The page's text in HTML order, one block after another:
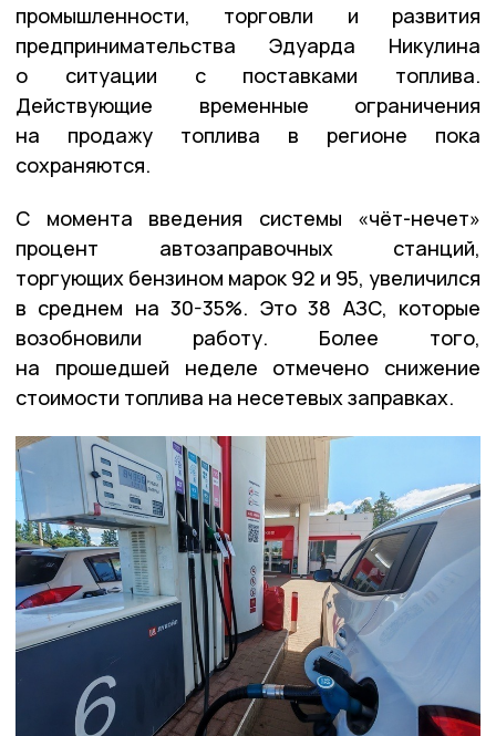
промышленности, торговли и развития
предпринимательства Эдуарда Никулина
о ситуации с поставками топлива.
Действующие временные ограничения
на продажу топлива в регионе пока
сохраняются.
С момента введения системы «чёт-нечет»
процент автозаправочных станций,
торгующих бензином марок 92 и 95, увеличился
в среднем на 30-35%. Это 38 АЗС, которые
возобновили работу. Более того,
на прошедшей неделе отмечено снижение
стоимости топлива на несетевых заправках.